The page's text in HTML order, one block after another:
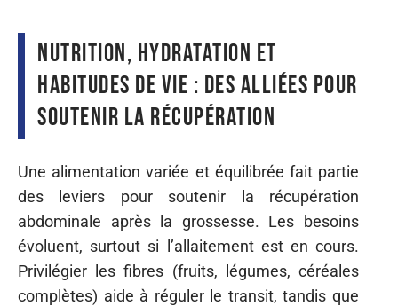
Nutrition, hydratation et
habitudes de vie : des alliées pour
soutenir la récupération
Une alimentation variée et équilibrée fait partie
des leviers pour soutenir la récupération
abdominale après la grossesse. Les besoins
évoluent, surtout si l’allaitement est en cours.
Privilégier les fibres (fruits, légumes, céréales
complètes) aide à réguler le transit, tandis que